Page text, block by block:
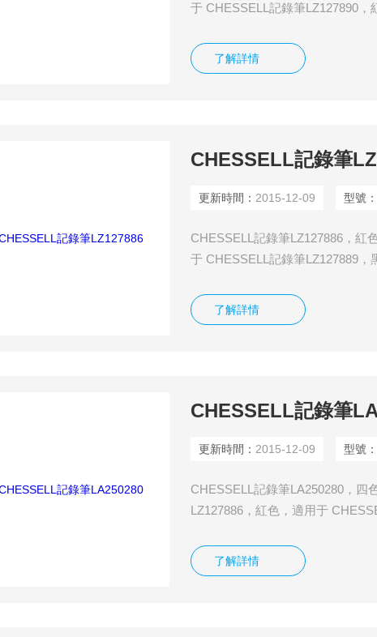
于 CHESSELL記錄筆LZ127890，
了解詳情
CHESSELL記錄筆
更新時間： 2015-12-09 型號：
CHESSELL記錄筆LZ127886，紅
于 CHESSELL記錄筆LZ127889，
了解詳情
CHESSELL記錄筆
更新時間： 2015-12-09 型號：
CHESSELL記錄筆LA250280，四
LZ127886，紅色，適用于
了解詳情